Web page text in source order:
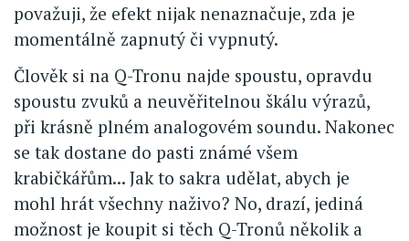
považuji, že efekt nijak nenaznačuje, zda je
momentálně zapnutý či vypnutý.
Člověk si na Q-Tronu najde spoustu, opravdu
spoustu zvuků a neuvěřitelnou škálu výrazů,
při krásně plném analogovém soundu. Nakonec
se tak dostane do pasti známé všem
krabičkářům... Jak to sakra udělat, abych je
mohl hrát všechny naživo? No, drazí, jediná
možnost je koupit si těch Q-Tronů několik a